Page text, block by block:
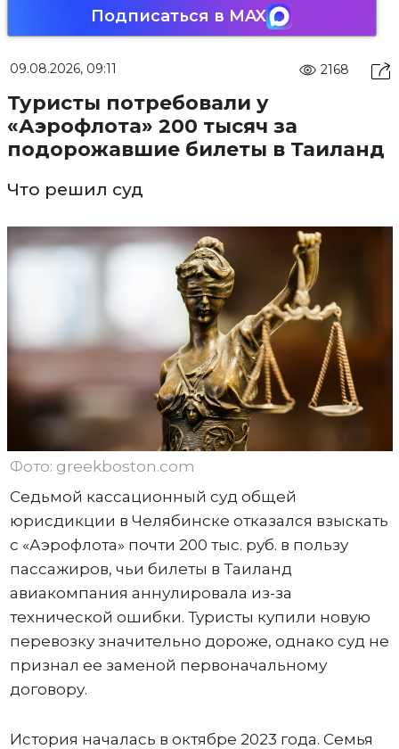
Подписаться в MAX
09.08.2026, 09:11 2168
Туристы потребовали у
«Аэрофлота» 200 тысяч за
подорожавшие билеты в Таиланд
Что решил суд
Фото: greekboston.com
Седьмой кассационный суд общей
юрисдикции в Челябинске отказался взыскать
с «Аэрофлота» почти 200 тыс. руб. в пользу
пассажиров, чьи билеты в Таиланд
авиакомпания аннулировала из-за
технической ошибки. Туристы купили новую
перевозку значительно дороже, однако суд не
признал ее заменой первоначальному
договору.
История началась в октябре 2023 года. Семья